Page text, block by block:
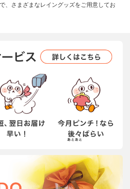
、さまざまなレイングッズをご用意してお